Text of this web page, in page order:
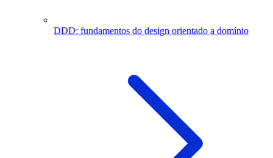
DDD: fundamentos do design orientado a domínio